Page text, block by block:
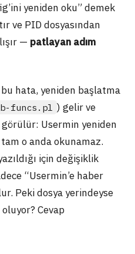
yeniden oku” demek
ve PID dosyasından
— patlayan adım
hata, yeniden başlatma
funcs.pl ) gelir ve
Usermin yeniden
o anda okunamaz.
için değişiklik
“Usermin’e haber
Peki dosya yerindeyse
oluyor? Cevap